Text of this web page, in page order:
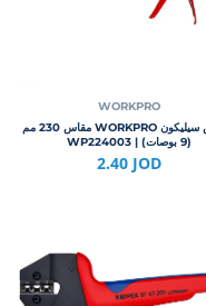
WORKPRO
مسدس سيليكون WORKPRO مقاس 230 مم
(9 بوصات) | WP224003
2.40 JOD